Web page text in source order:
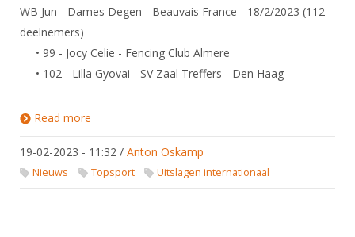
WB Jun - Dames Degen - Beauvais France - 18/2/2023 (112
deelnemers)
• 99 - Jocy Celie - Fencing Club Almere
• 102 - Lilla Gyovai - SV Zaal Treffers - Den Haag
Read more
19-02-2023 - 11:32 / Anton Oskamp
Nieuws Topsport Uitslagen internationaal